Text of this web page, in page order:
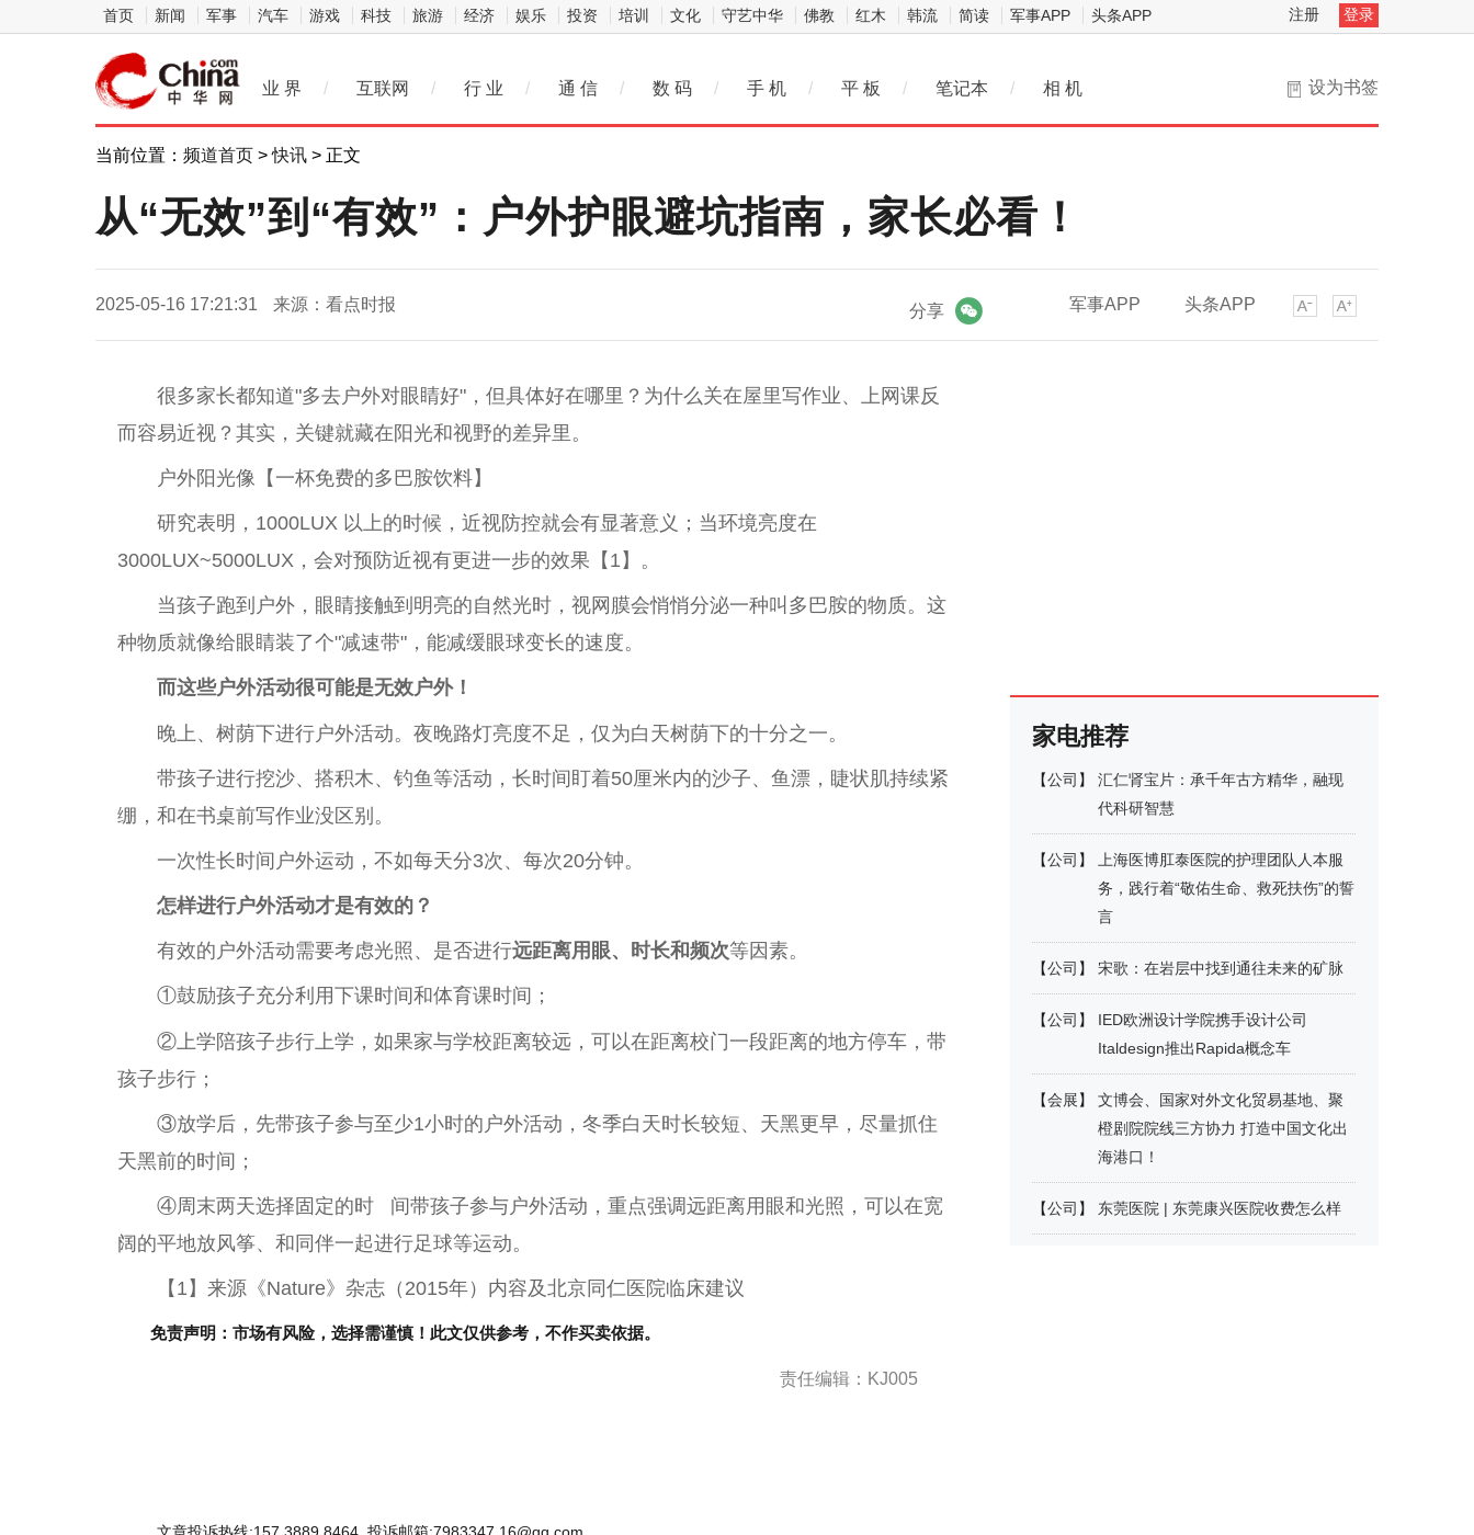
首页 新闻 军事 汽车 游戏 科技 旅游 经济 娱乐 投资 培训 文化 守艺中华 佛教 红木 韩流 简读 军事APP 头条APP 注册 登录
设为书签
业 界 / 互联网 / 行 业 / 通 信 / 数 码 / 手 机 / 平 板 / 笔记本 / 相 机
当前位置： 频道首页 >快讯 > 正文
从“无效”到“有效”：户外护眼避坑指南，家长必看！
2025-05-16 17:21:31 来源：看点时报 军事APP 头条APP
分享
很多家长都知道"多去户外对眼睛好"，但具体好在哪里？为什么关在屋里写作业、上网课反
而容易近视？其实，关键就藏在阳光和视野的差异里。
户外阳光像【一杯免费的多巴胺饮料】
研究表明，1000LUX 以上的时候， 近视防控就会有显著意义；当环境亮度在
3000LUX~5000LUX，会对预防近视有更进一步的效果 【1】。
当孩子跑到户外，眼睛接触到明亮的自然光时，视网膜会悄悄分泌一种叫多巴胺的物质。这
种物质就像给眼睛装了个"减速带"，能减缓眼球变长的速度。
而这些户外活动很可能是无效户外！
晚上、树荫下进行户外活动。夜晚路灯亮度不足，仅为白天树荫下的十分之一。
带孩子进行挖沙、搭积木、钓鱼等活动，长时间盯着50厘米内的沙子、鱼漂，睫状肌持续紧
绷，和在书桌前写作业没区别。
一次性长时间户外运动，不如每天分3次、每次20分钟。
怎样进行户外活动才是有效的？
有效的户外活动需要考虑光照、是否进行远距离用眼、时长和频次等因素。
①鼓励孩子充分利用下课时间和体育课时间；
②上学陪孩子步行上学，如果家与学校距离较远，可以在距离校门一段距离的地方停车，带
孩子步行；
③放学后，先带孩子参与至少1小时的户外活动，冬季白天时长较短、天黑更早，尽量抓住
天黑前的时间；
④周末两天选择固定的时 间带孩子参与户外活动，重点强调远距离用眼和光照，可以在宽
阔的平地放风筝、和同伴一起进行足球等运动。
【1】来源《Nature》杂志（2015年）内容及北京同仁医院临床建议
免责声明：市场有风险，选择需谨慎！此文仅供参考，不作买卖依据。
责任编辑：KJ005
家电推荐
【公司 】
汇仁肾宝片：承千年古方精华，融现
代科研智慧
【公司 】
上海医博肛泰医院的护理团队人本服
务，践行着“敬佑生命、救死扶伤”的誓
言
【公司 】 宋歌：在岩层中找到通往未来的矿脉
【公司 】
IED欧洲设计学院携手设计公司
Italdesign推出Rapida概念车
【会展】
文博会、国家对外文化贸易基地、聚
橙剧院院线三方协力 打造中国文化出
海港口！
【公司 】 东莞医院 | 东莞康兴医院收费怎么样